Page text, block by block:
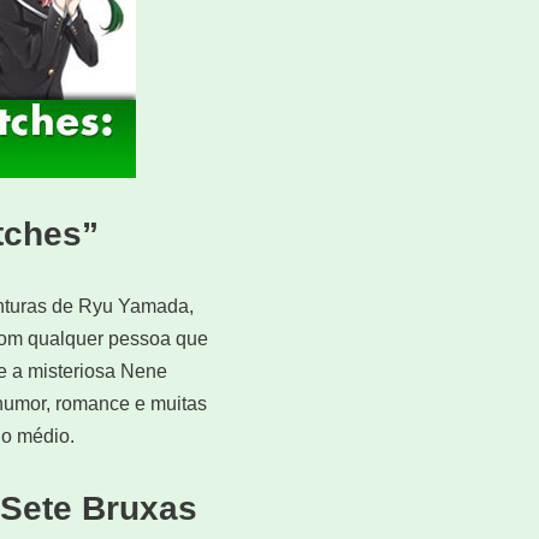
de Ryu Yamada,
qualquer pessoa que
a misteriosa Nene
romance e muitas
médio.
Bruxas